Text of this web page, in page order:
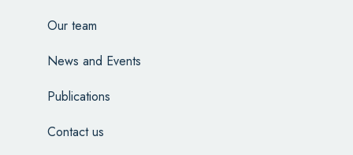
Our team
News and Events
Publications
Contact us